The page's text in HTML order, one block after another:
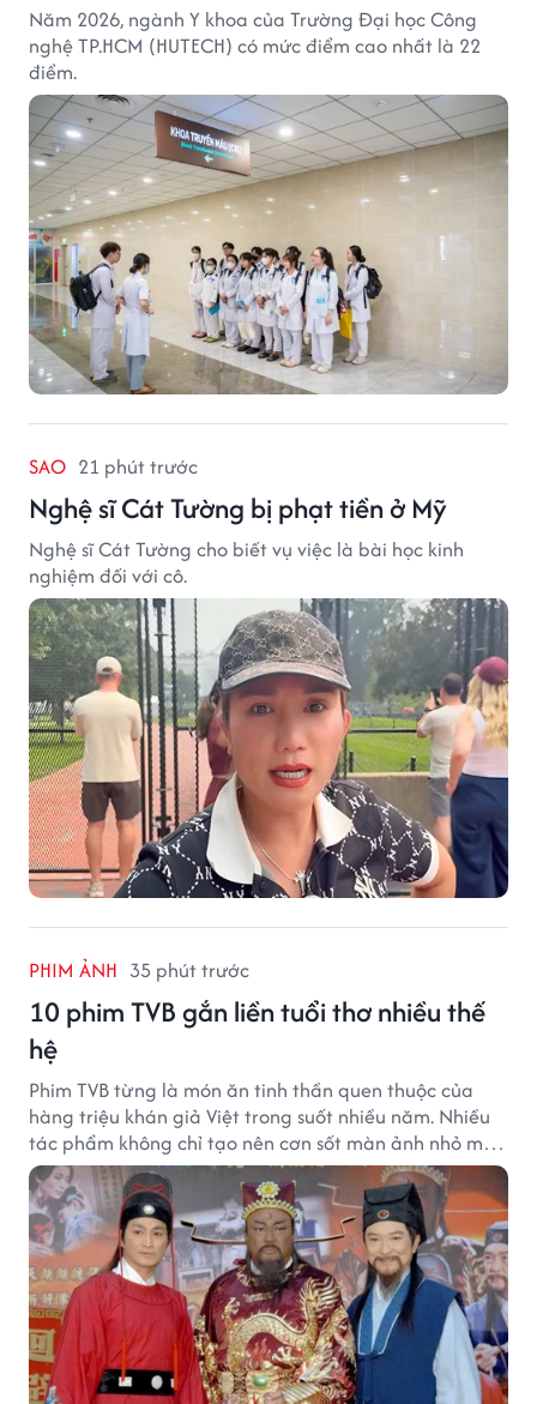
Năm 2026, ngành Y khoa của Trường Đại học Công
nghệ TP.HCM (HUTECH) có mức điểm cao nhất là 22
điểm.
SAO 21 phút trước
Nghệ sĩ Cát Tường bị phạt tiền ở Mỹ
Nghệ sĩ Cát Tường cho biết vụ việc là bài học kinh
nghiệm đối với cô.
PHIM ẢNH 35 phút trước
10 phim TVB gắn liền tuổi thơ nhiều thế
hệ
Phim TVB từng là món ăn tinh thần quen thuộc của
hàng triệu khán giả Việt trong suốt nhiều năm. Nhiều
tác phẩm không chỉ tạo nên cơn sốt màn ảnh nhỏ mà
còn trở thành ký ức khó quên của cả một thế hệ.